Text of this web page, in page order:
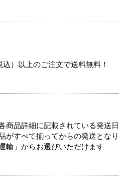
）以上のご注文で送料無料！
品詳細に記載されている発送
すべて揃ってからの発送となり
輸」からお選びいただけます